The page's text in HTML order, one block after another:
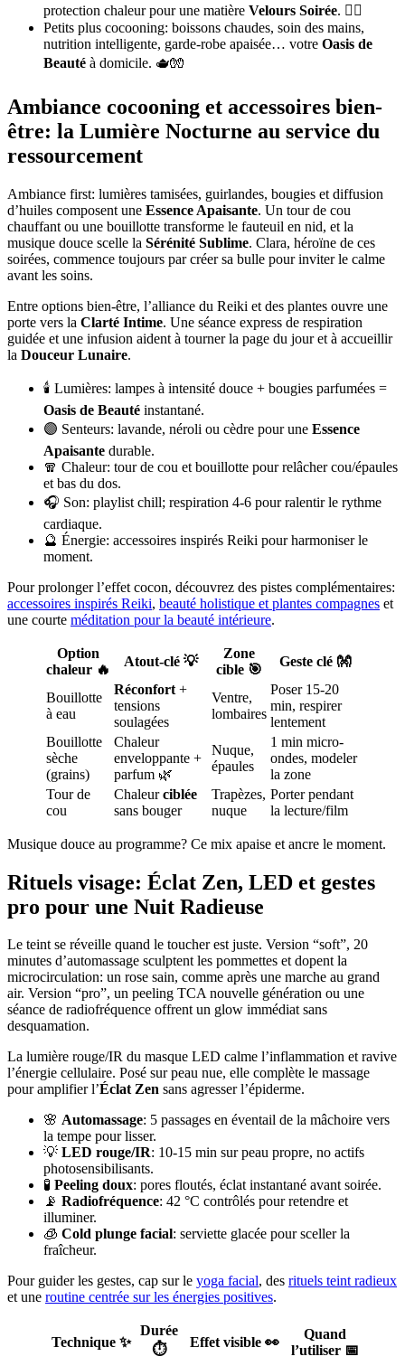
protection chaleur pour une matière Velours Soirée. 💁‍♀️
Petits plus cocooning: boissons chaudes, soin des mains,
nutrition intelligente, garde-robe apaisée… votre Oasis de
Beauté à domicile. 🫖🧤
Ambiance cocooning et accessoires bien-
être: la Lumière Nocturne au service du
ressourcement
Ambiance first: lumières tamisées, guirlandes, bougies et diffusion
d’huiles composent une Essence Apaisante. Un tour de cou
chauffant ou une bouillotte transforme le fauteuil en nid, et la
musique douce scelle la Sérénité Sublime. Clara, héroïne de ces
soirées, commence toujours par créer sa bulle pour inviter le calme
avant les soins.
Entre options bien-être, l’alliance du Reiki et des plantes ouvre une
porte vers la Clarté Intime. Une séance express de respiration
guidée et une infusion aident à tourner la page du jour et à accueillir
la Douceur Lunaire.
🕯️ Lumières: lampes à intensité douce + bougies parfumées =
Oasis de Beauté instantané.
🟣 Senteurs: lavande, néroli ou cèdre pour une Essence
Apaisante durable.
🧣 Chaleur: tour de cou et bouillotte pour relâcher cou/épaules
et bas du dos.
🎧 Son: playlist chill; respiration 4-6 pour ralentir le rythme
cardiaque.
🔮 Énergie: accessoires inspirés Reiki pour harmoniser le
moment.
Pour prolonger l’effet cocon, découvrez des pistes complémentaires:
accessoires inspirés Reiki, beauté holistique et plantes compagnes et
une courte méditation pour la beauté intérieure.
Option
chaleur 🔥
Atout-clé 💡
Zone
cible 🎯
Geste clé 👐
Bouillotte
à eau
Réconfort +
tensions
soulagées
Ventre,
lombaires
Poser 15-20
min, respirer
lentement
Bouillotte
sèche
(grains)
Chaleur
enveloppante +
parfum 🌿
Nuque,
épaules
1 min micro-
ondes, modeler
la zone
Tour de
cou
Chaleurciblée
sans bouger
Trapèzes,
nuque
Porter pendant
la lecture/film
Musique douce au programme? Ce mix apaise et ancre le moment.
Rituels visage: Éclat Zen, LED et gestes
pro pour une Nuit Radieuse
Le teint se réveille quand le toucher est juste. Version “soft”, 20
minutes d’automassage sculptent les pommettes et dopent la
microcirculation: un rose sain, comme après une marche au grand
air. Version “pro”, un peeling TCA nouvelle génération ou une
séance de radiofréquence offrent un glow immédiat sans
desquamation.
La lumière rouge/IR du masque LED calme l’inflammation et ravive
l’énergie cellulaire. Posé sur peau nue, elle complète le massage
pour amplifier l’Éclat Zen sans agresser l’épiderme.
🌸 Automassage: 5 passages en éventail de la mâchoire vers
la tempe pour lisser.
💡 LED rouge/IR: 10-15 min sur peau propre, no actifs
photosensibilisants.
🧪 Peeling doux: pores floutés, éclat instantané avant soirée.
📡 Radiofréquence: 42 °C contrôlés pour retendre et
illuminer.
🧊 Cold plunge facial: serviette glacée pour sceller la
fraîcheur.
Pour guider les gestes, cap sur le yoga facial, des rituels teint radieux
et une routine centrée sur les énergies positives.
Technique ✨
Durée
⏱️
Effet visible 👀
Quand
l’utiliser 📅